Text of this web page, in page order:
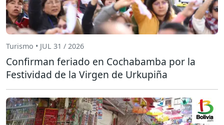
Turismo • JUL 31 / 2026
Confirman feriado en Cochabamba por la
Festividad de la Virgen de Urkupiña